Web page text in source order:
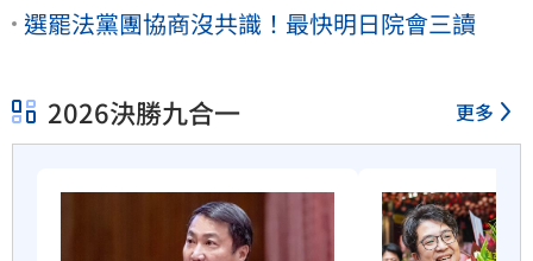
選罷法黨團協商沒共識！最快明日院會三讀
2026決勝九合一 更多